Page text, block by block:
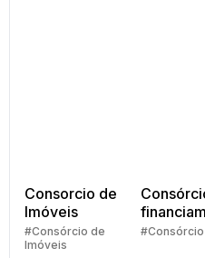
Consorcio de
Imóveis
#Consórcio de
Imóveis
Quem
#Consórcio